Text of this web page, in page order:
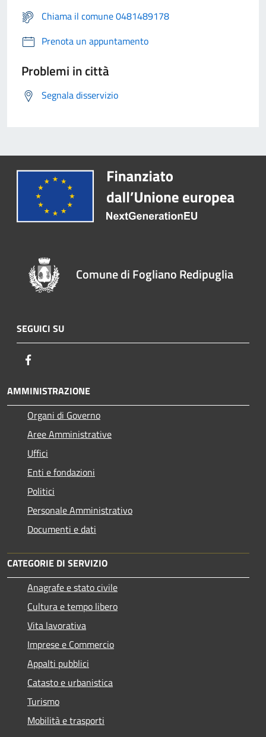
Chiama il comune 0481489178
Prenota un appuntamento
Problemi in città
Segnala disservizio
Comune di Fogliano Redipuglia
SEGUICI SU
AMMINISTRAZIONE
Organi di Governo
Aree Amministrative
Uffici
Enti e fondazioni
Politici
Personale Amministrativo
Documenti e dati
CATEGORIE DI SERVIZIO
Anagrafe e stato civile
Cultura e tempo libero
Vita lavorativa
Imprese e Commercio
Appalti pubblici
Catasto e urbanistica
Turismo
Mobilità e trasporti